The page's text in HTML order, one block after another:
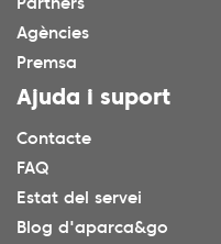
Agències
Premsa
Ajuda i suport
Contacte
FAQ
Estat del servei
Blog d'aparca&go